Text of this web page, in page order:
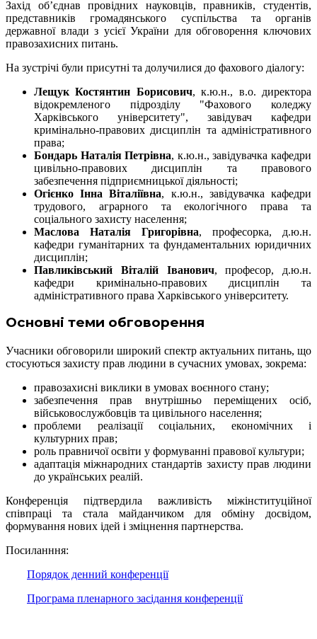
Захід об’єднав провідних науковців, правників, студентів,
представників громадянського суспільства та органів
державної влади з усієї України для обговорення ключових
правозахисних питань.
На зустрічі були присутні та долучилися до фахового діалогу:
Лещук Костянтин Борисович, к.ю.н., в.о. директора
відокремленого підрозділу "Фахового коледжу
Харківського університету", завідувач кафедри
кримінально-правових дисциплін та адміністративного
права;
Бондарь Наталія Петрівна, к.ю.н., завідувачка кафедри
цивільно-правових дисциплін та правового
забезпечення підприємницької діяльності;
Огієнко Інна Віталіївна, к.ю.н., завідувачка кафедри
трудового, аграрного та екологічного права та
соціального захисту населення;
Маслова Наталія Григорівна, професорка, д.ю.н.
кафедри гуманітарних та фундаментальних юридичних
дисциплін;
Павликівський Віталій Іванович, професор, д.ю.н.
кафедри кримінально-правових дисциплін та
адміністративного права Харківського університету.
Основні теми обговорення
Учасники обговорили широкий спектр актуальних питань, що
стосуються захисту прав людини в сучасних умовах, зокрема:
правозахисні виклики в умовах воєнного стану;
забезпечення прав внутрішньо переміщених осіб,
військовослужбовців та цивільного населення;
проблеми реалізації соціальних, економічних і
культурних прав;
роль правничої освіти у формуванні правової культури;
адаптація міжнародних стандартів захисту прав людини
до українських реалій.
Конференція підтвердила важливість міжінституційної
співпраці та стала майданчиком для обміну досвідом,
формування нових ідей і зміцнення партнерства.
Посиланння:
Порядок денний конференції
Програма пленарного засідання конференції